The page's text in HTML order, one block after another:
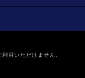
用いただけません。